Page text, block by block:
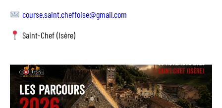
course.saint.cheffoise@gmail.com
Saint-Chef (Isère)